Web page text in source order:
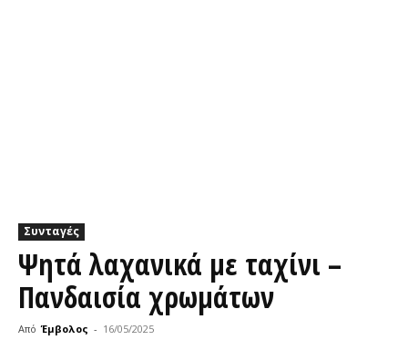
Συνταγές
Ψητά λαχανικά με ταχίνι –
Πανδαισία χρωμάτων
Από Έμβολος - 16/05/2025